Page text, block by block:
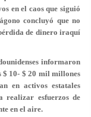
en el caos que siguió
concluyó que no
de dinero iraquí
informaron
$ 10- $ 20 mil millones
en activos estatales
esfuerzos de
en el aire.